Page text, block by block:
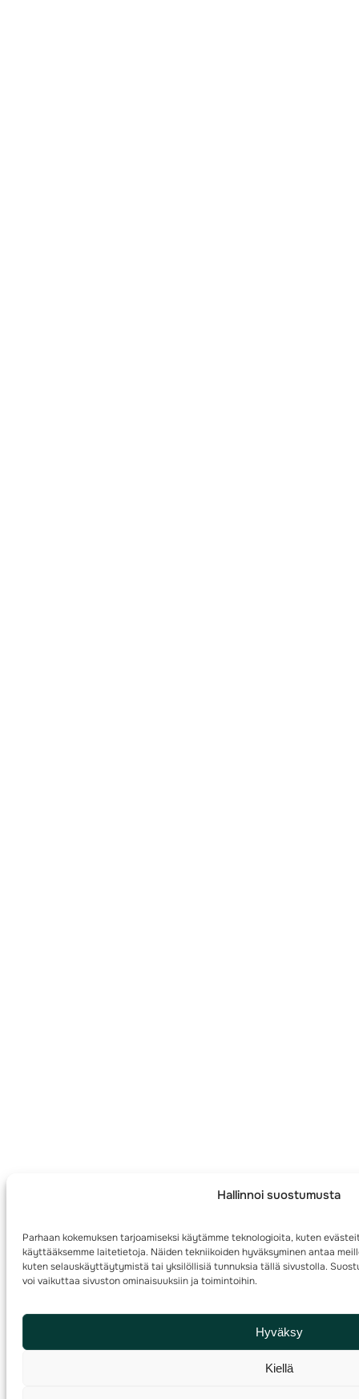
Hallinnoi suostumusta
Parhaan kokemuksen tarjoamiseksi käytämme teknologioita, kuten
käyttääksemme laitetietoja. Näiden tekniikoiden hyväksyminen antaa
kuten selauskäyttäytymistä tai yksilöllisiä tunnuksia tällä sivustolla.
voi vaikuttaa sivuston ominaisuuksiin ja toimintoihin.
Hyväksy
Kiellä